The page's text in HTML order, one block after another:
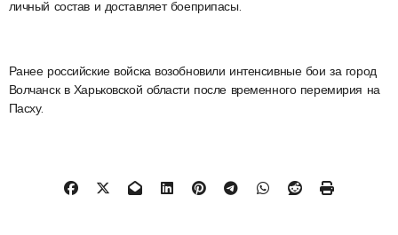
личный состав и доставляет боеприпасы.
Ранее российские войска возобновили интенсивные бои за город
Волчанск в Харьковской области после временного перемирия на
Пасху.